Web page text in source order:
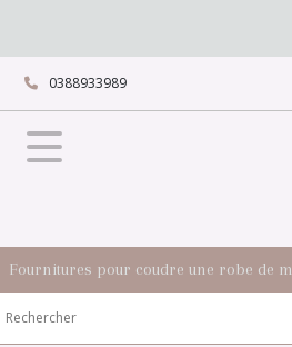
0388933989
Fournitures pour coudre une robe de